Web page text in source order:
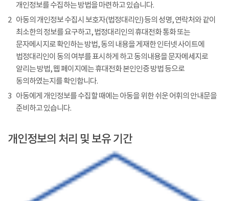
개인정보를 수집하는 방법을 마련하고 있습니다.
2 아동의 개인정보 수집시 보호자(법정대리인) 등의 성명, 연락처와 같이
최소한의 정보를 요구하고, 법정대리인의 휴대전화 통화 또는
문자메시지로 확인하는 방법, 동의 내용을 게재한 인터넷 사이트에
법정대리인이 동의 여부를 표시하게 하고 동의내용을 문자메세지로
알리는 방법, 웹 페이지에는 휴대전화 본인인증 방법 등으로
동의하였는지를 확인합니다.
3 아동에게 개인정보를 수집할 때에는 아동을 위한 쉬운 어휘의 안내문을
준비하고 있습니다.
개인정보의 처리 및 보유 기간